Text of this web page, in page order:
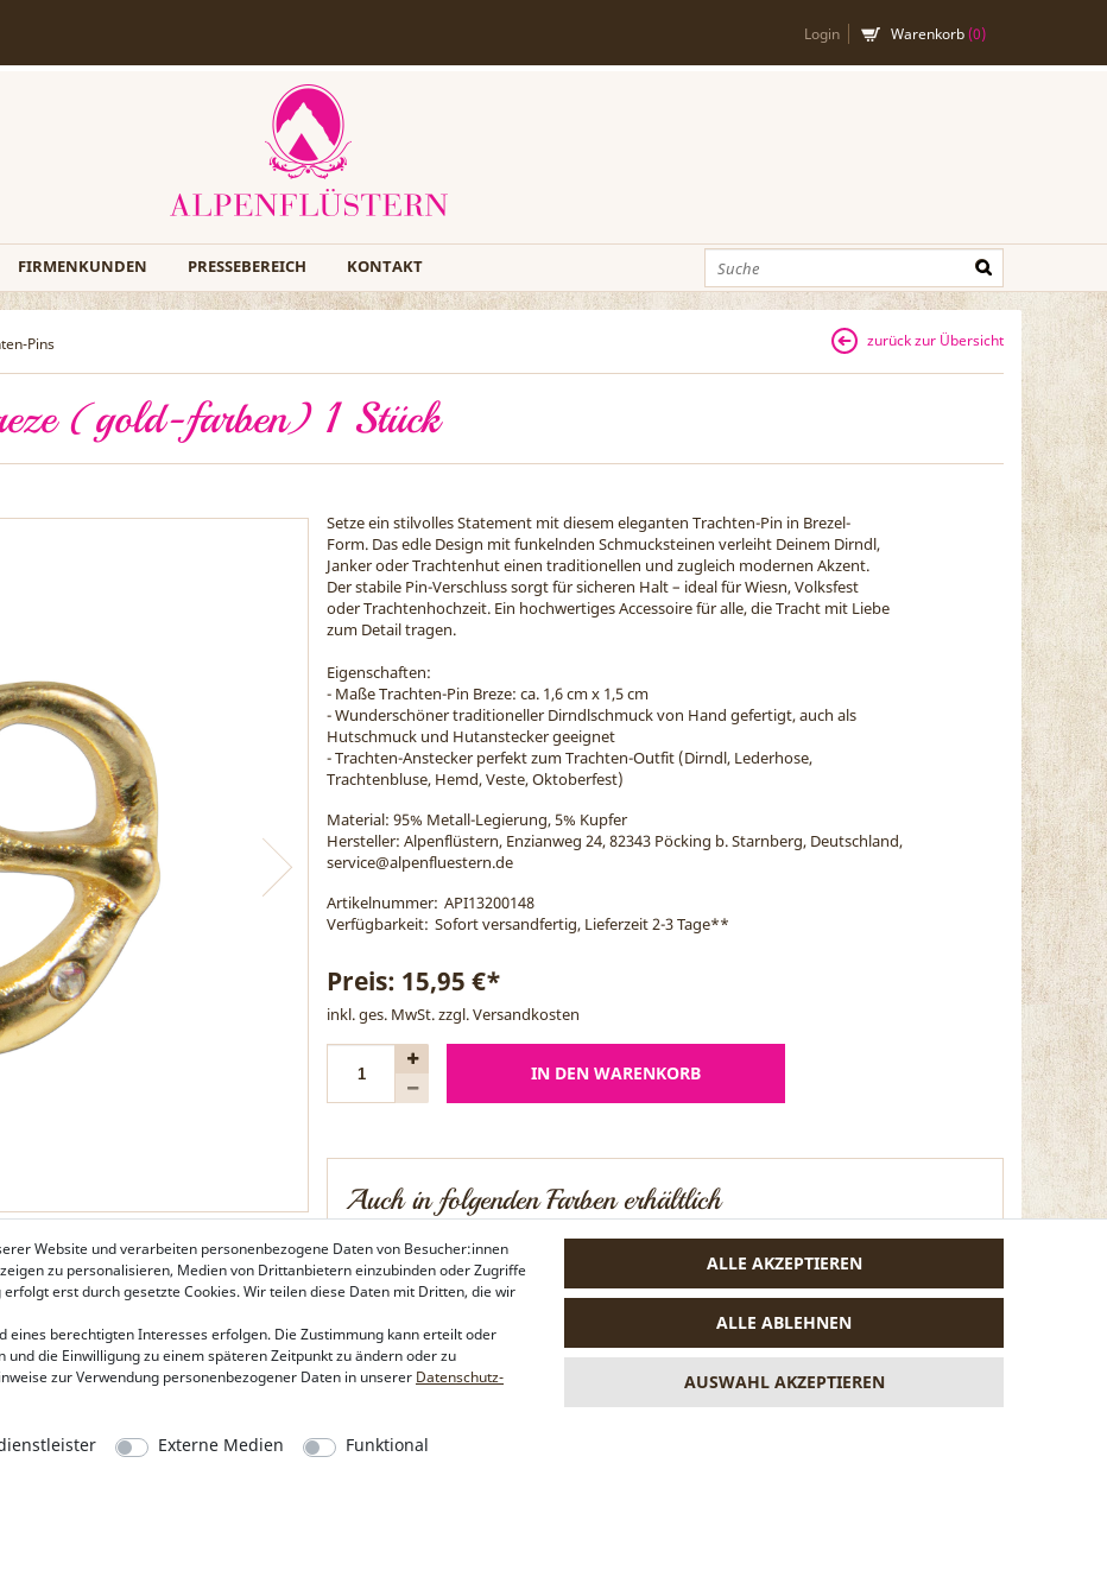
Login Warenkorb(0)
FIRMENKUNDEN PRESSEBEREICH KONTAKT
Pins
(gold-farben) 1 Stück
Setze ein stilvolles Statement mit diesem eleganten Trachten-Pin in Brezel-
Form. Das edle Design mit funkelnden Schmucksteinen verleiht Deinem Dirndl,
Janker oder Trachtenhut einen traditionellen und zugleich modernen Akzent.
Der stabile Pin-Verschluss sorgt für sicheren Halt – ideal für Wiesn, Volksfest
oder Trachtenhochzeit. Ein hochwertiges Accessoire für alle, die Tracht mit Liebe
zum Detail tragen.
Eigenschaften:
- Maße Trachten-Pin Breze: ca. 1,6 cm x 1,5 cm
- Wunderschöner traditioneller Dirndlschmuck von Hand gefertigt, auch als
Hutschmuck und Hutanstecker geeignet
- Trachten-Anstecker perfekt zum Trachten-Outfit (Dirndl, Lederhose,
Trachtenbluse, Hemd, Veste, Oktoberfest)
Material: 95% Metall-Legierung, 5% Kupfer
Hersteller: Alpenflüstern, Enzianweg 24, 82343 Pöcking b. Starnberg, Deutschland,
service@alpenfluestern.de
Artikelnummer: API13200148
Verfügbarkeit: Sofort versandfertig, Lieferzeit 2-3 Tage**
Preis: 15,95 €*
inkl. ges. MwSt. zzgl.Versandkosten
IN DEN WARENKORB
Auch in folgenden Farben erhältlich
silber-farben
zurück zur Übersicht
Website und verarbeiten personenbezogene Daten von Besucher:innen
zu personalisieren, Medien von Drittanbietern einzubinden oder Zugriffe
erst durch gesetzte Cookies. Wir teilen diese Daten mit Dritten, die wir
berechtigten Interesses erfolgen. Die Zustimmung kann erteilt oder
die Einwilligung zu einem späteren Zeitpunkt zu ändern oder zu
zur Verwendung personenbezogener Daten in unserer Daten­schutz­
Externe Medien Funktional
ALLE AKZEPTIEREN
ALLE ABLEHNEN
AUSWAHL AKZEPTIEREN